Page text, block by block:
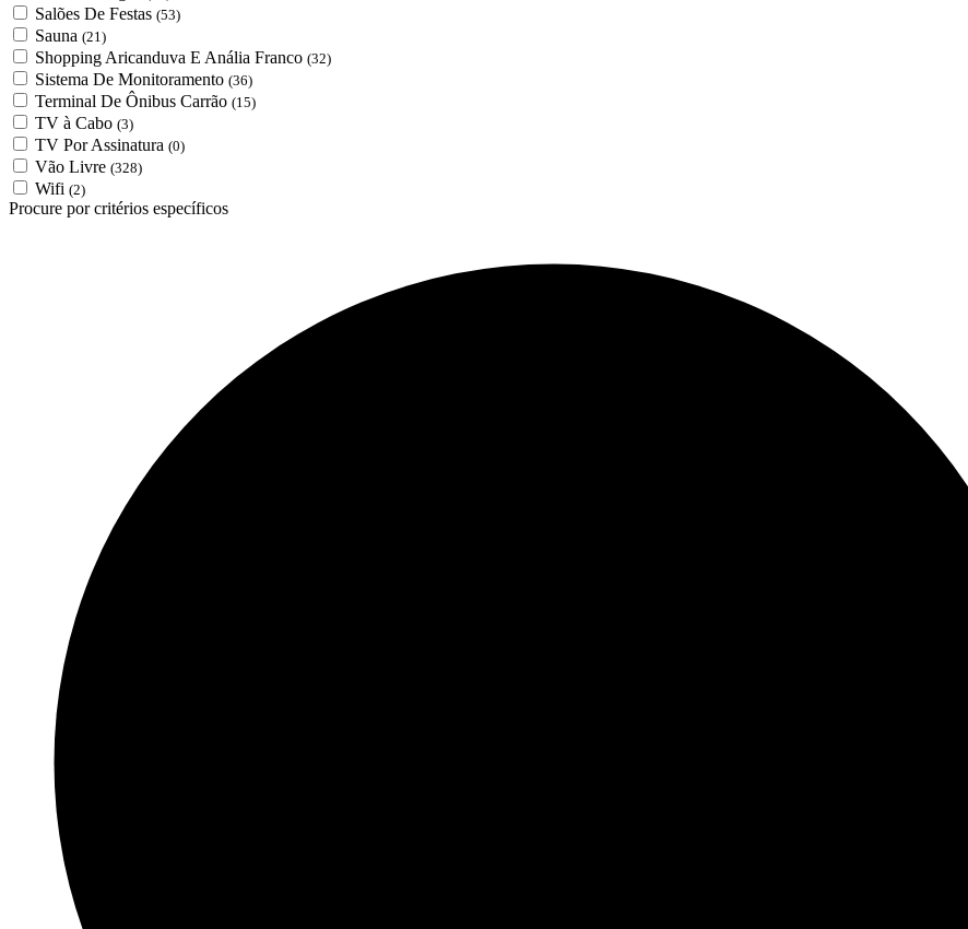
Salões De Festas (53)
Sauna (21)
Shopping Aricanduva E Anália Franco (32)
Sistema De Monitoramento (36)
Terminal De Ônibus Carrão (15)
TV à Cabo (3)
TV Por Assinatura (0)
Vão Livre (328)
Wifi (2)
Procure por critérios específicos